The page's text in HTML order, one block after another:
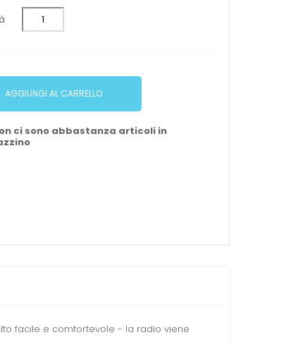
AGGIUNGI AL CARRELLO
ci sono abbastanza articoli in
facile e comfortevole - la radio viene